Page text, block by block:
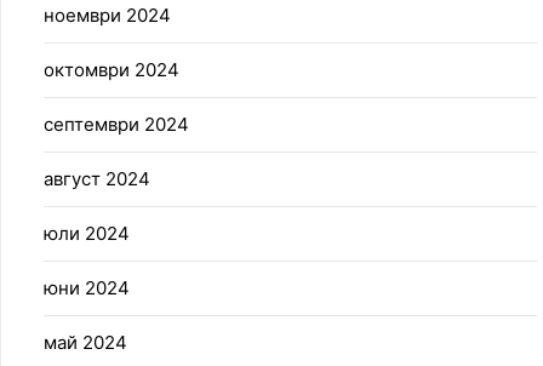
ноември 2024
октомври 2024
септември 2024
август 2024
юли 2024
юни 2024
май 2024